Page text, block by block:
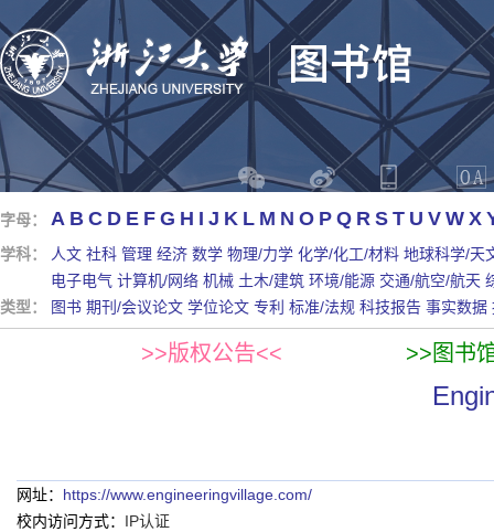
字母： A B C D E F G H I J K L M N O P Q R S T U V W X
学科： 人文 社科 管理 经济 数学 物理/力学 化学/化工/材料 地球科学/天
电子电气 计算机/网络 机械 土木/建筑 环境/能源 交通/航空/航天
类型：
图书 期刊/会议论文 学位论文 专利 标准/法规 科技报告 事实数据
>>版权公告<< >>图书
网址： https://www.engineeringvillage.com/
校内访问方式： IP认证